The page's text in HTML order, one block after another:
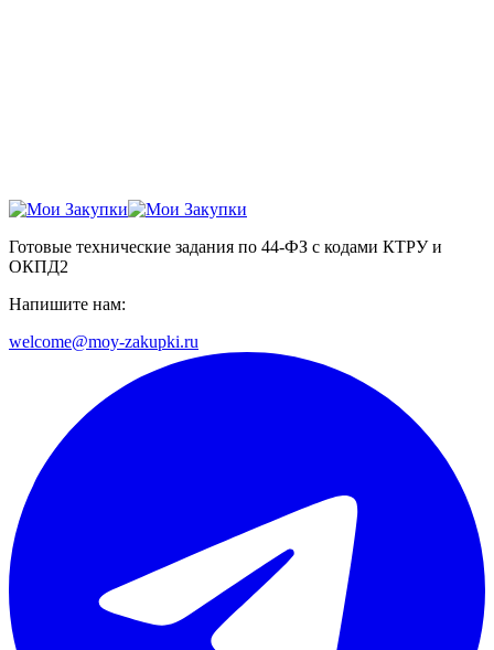
Готовые технические задания по 44-ФЗ с кодами КТРУ и
ОКПД2
Напишите нам:
welcome@moy-zakupki.ru